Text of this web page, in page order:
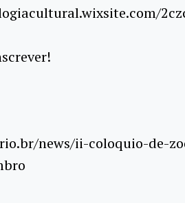
news/ii-coloquio-de-